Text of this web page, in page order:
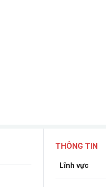
THÔNG TIN
Lĩnh vực